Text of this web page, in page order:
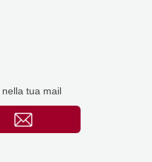
nella tua mail